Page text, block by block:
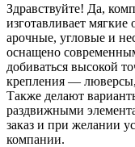
Здравствуйте! Да,
изготавливает
арочные, угловые и
оснащено
добиваться высокой
крепления —
Также делают
раздвижными
заказ и при желании
компании.